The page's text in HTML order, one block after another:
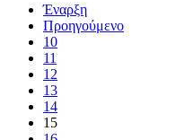
Έναρξη
Προηγούμενο
10
11
12
13
14
15